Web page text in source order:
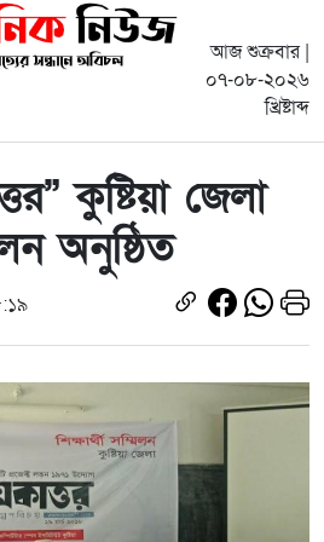
আজ শুক্রবার |
০৭-০৮-২০২৬
খ্রিষ্টাব্দ
কুষ্টিয়া জেলা
অনুষ্ঠিত